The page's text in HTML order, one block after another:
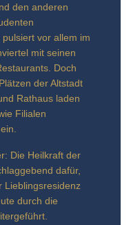
den anderen
vor allem im
mit seinen
Doch
der Altstadt
Rathaus laden
Filialen
Die Heilkraft der
dafür,
Lieblingsresidenz
durch die